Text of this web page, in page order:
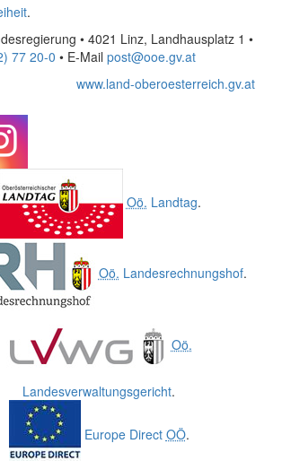
.
• 4021 Linz, Landhausplatz 1 •
77 20-0 • E-Mail post@ooe.gv.at
www.land-oberoesterreich.gv.at
Oö. Landtag.
Oö. Landesrechnungshof.
Oö.
Landesverwaltungsgericht.
Europe Direct OÖ.